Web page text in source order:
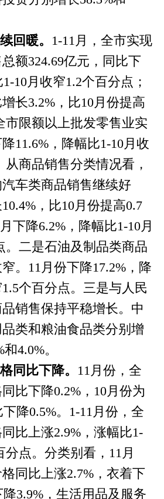
回暖。 1-11 月，全市实现
额324.69亿元，同比下
10月收窄1.2个百分点；
长3.2%，比10月份提高
市限额以上批发零售业实
11.6%，降幅比1-10月收
从商品销售分类情况看，
车类商品销售继续好
，比10月份提高0.7
下降6.2%，降幅比1-10月
。二是石油及制品类商品
。11月份下降17.2%，降
个百分点。三是与人民
销售保持平稳增长。中
类和粮油食品类分别增
4.0%。
同比下降。 11 月份，全
比下降0.2%，10月份为
下降0.5%。1-11月份，全
比上涨2.9%，涨幅比1-
分点。分类别看，11月
同比上涨2.7%，衣着下
降3.9%，生活用品及服务